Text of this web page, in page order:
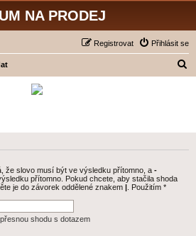
NA PRODEJ
Přihlásit se
Registrovat
a
t
že slovo musí být ve výsledku přítomno, a -
přítomno. Pokud chcete, aby stačila shoda
je do závorek oddělené znakem | . Použitím *
shodu s dotazem